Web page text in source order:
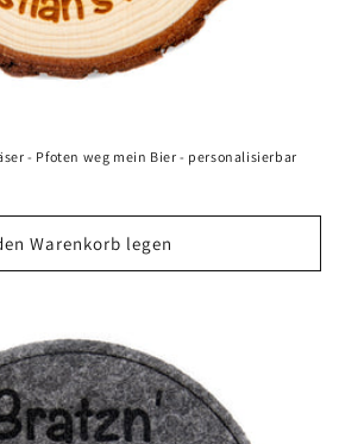
- Pfoten weg mein Bier - personalisierbar
Warenkorb legen